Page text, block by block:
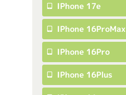
IPhone 17e
IPhone 16ProMax
IPhone 16Pro
IPhone 16Plus